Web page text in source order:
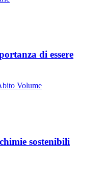
di essere
sostenibili